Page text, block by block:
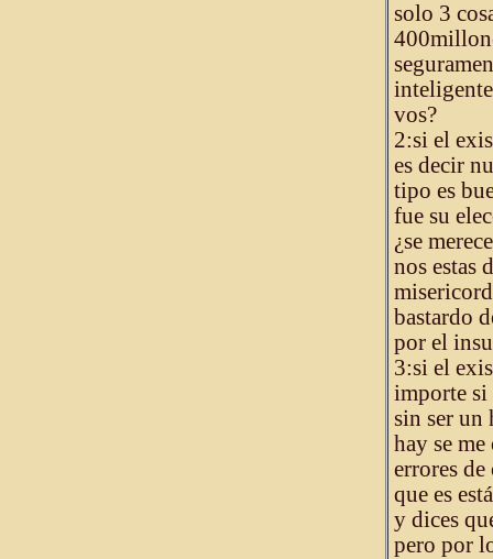
solo 3
vos?
2:si el
es decir
tipo es
fue su
¿se
nos estas
bastardo
por el
3:si el
importe si
sin ser un
hay se
errores
que es
y dices
pero por